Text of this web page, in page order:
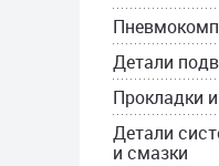
Детали
Прокладки
Детали
и смазки